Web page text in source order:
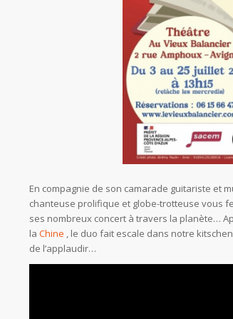
En compagnie de son camarade guitariste et
chanteuse prolifique et globe-trotteuse vous
ses nombreux concert à travers la planète…
la Chine , le duo fait escale dans notre
de l’applaudir…